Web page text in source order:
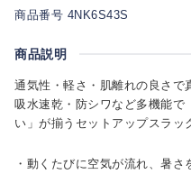
商品番号 4NK6S43S
商品説明
通気性・軽さ・肌離れの良さで
吸水速乾・防シワなど多機能で
い」が揃うセットアップスラッ
・動くたびに空気が流れ、暑